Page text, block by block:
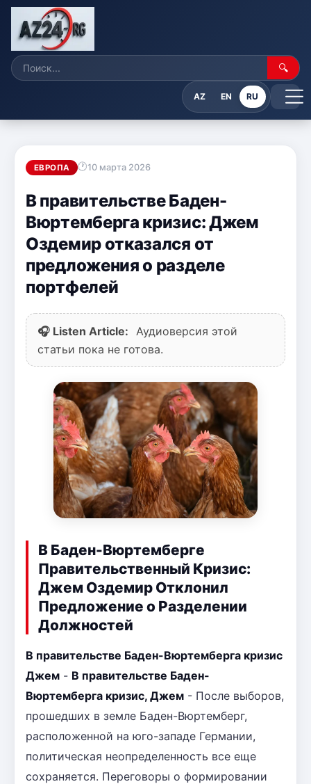
🔍
AZ EN RU
ЕВРОПА 10 марта 2026
В правительстве Баден-
Вюртемберга кризис: Джем
Оздемир отказался от
предложения о разделе
портфелей
🎧 Listen Article:
Аудиоверсия этой
статьи пока не готова.
В Баден-Вюртемберге
Правительственный Кризис:
Джем Оздемир Отклонил
Предложение о Разделении
Должностей
В правительстве Баден-Вюртемберга кризис
Джем - В правительстве Баден-
Вюртемберга кризис, Джем - После выборов,
прошедших в земле Баден-Вюртемберг,
расположенной на юго-западе Германии,
политическая неопределенность все еще
сохраняется. Переговоры о формировании